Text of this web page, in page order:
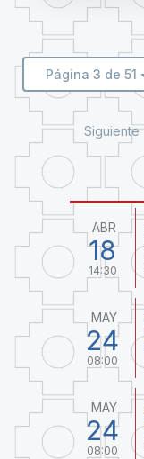
Página 3 de 51
Siguiente
ABR
18
14:30
MAY
24
08:00
MAY
24
08:00